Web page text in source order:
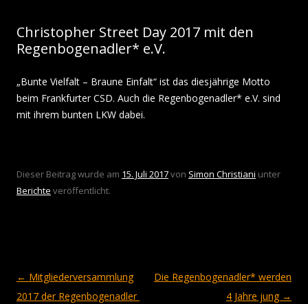
Christopher Street Day 2017 mit den
Regenbogenadler* e.V.
„Bunte Vielfalt – Braune Einfalt“ ist das diesjährige Motto
beim Frankfurter CSD. Auch die Regenbogenadler* e.V. sind
mit ihrem bunten LKW dabei.
Dieser Beitrag wurde am 15. Juli 2017von Simon Christiani unter
Berichte veröffentlicht.
Beitragsnavigation
← Mitgliederversammlung
2017 der Regenbogenadler
Die Regenbogenadler* werden
4 Jahre jung →